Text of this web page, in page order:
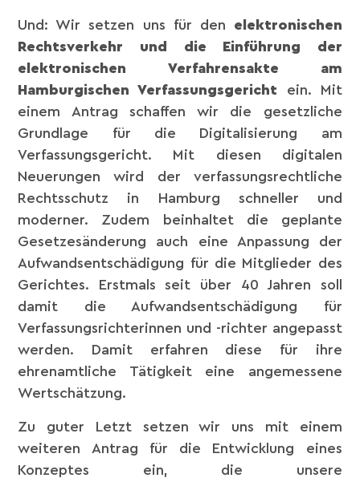
Und: Wir setzen uns für den elektronischen
Rechtsverkehr und die Einführung der
elektronischen Verfahrensakte am
Hamburgischen Verfassungsgericht ein. Mit
einem Antrag schaffen wir die gesetzliche
Grundlage für die Digitalisierung am
Verfassungsgericht. Mit diesen digitalen
Neuerungen wird der verfassungsrechtliche
Rechtsschutz in Hamburg schneller und
moderner. Zudem beinhaltet die geplante
Gesetzesänderung auch eine Anpassung der
Aufwandsentschädigung für die Mitglieder des
Gerichtes. Erstmals seit über 40 Jahren soll
damit die Aufwandsentschädigung für
Verfassungsrichterinnen und -richter angepasst
werden. Damit erfahren diese für ihre
ehrenamtliche Tätigkeit eine angemessene
Wertschätzung.
Zu guter Letzt setzen wir uns mit einem
weiteren Antrag für die Entwicklung eines
Konzeptes ein, die unsere